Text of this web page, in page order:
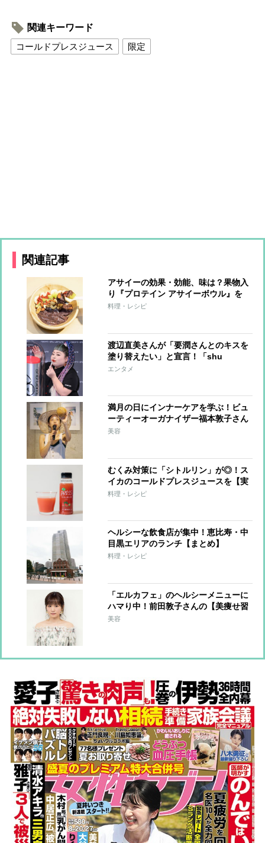
関連キーワード
コールドプレスジュース
限定
関連記事
アサイーの効果・効能、味は？果物入
り『プロテイン アサイーボウル』を
【実食レポ】
料理・レシピ
渡辺直美さんが「要潤さんとのキスを
塗り替えたい」と宣言！「shu
uemura」コラボコレクションを発表
エンタメ
満月の日にインナーケアを学ぶ！ビュ
ーティーオーガナイザー福本敦子さん
が【美痩せ法】を伝授
美容
むくみ対策に「シトルリン」が◎！ス
イカのコールドプレスジュースを【実
食レポ】
料理・レシピ
ヘルシーな飲食店が集中！恵比寿・中
目黒エリアのランチ【まとめ】
料理・レシピ
「エルカフェ」のヘルシーメニューに
ハマり中！前田敦子さんの【美痩せ習
慣】
美容